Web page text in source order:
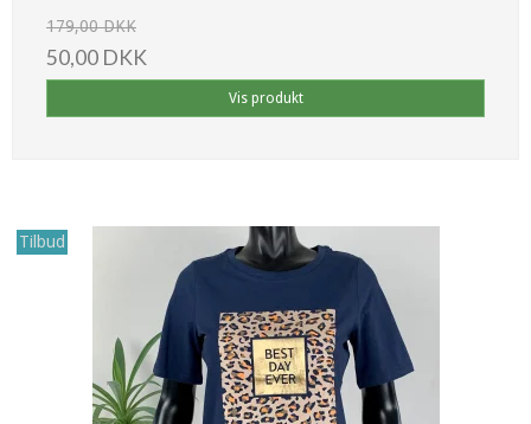
179,00 DKK
50,00 DKK
Vis produkt
Tilbud